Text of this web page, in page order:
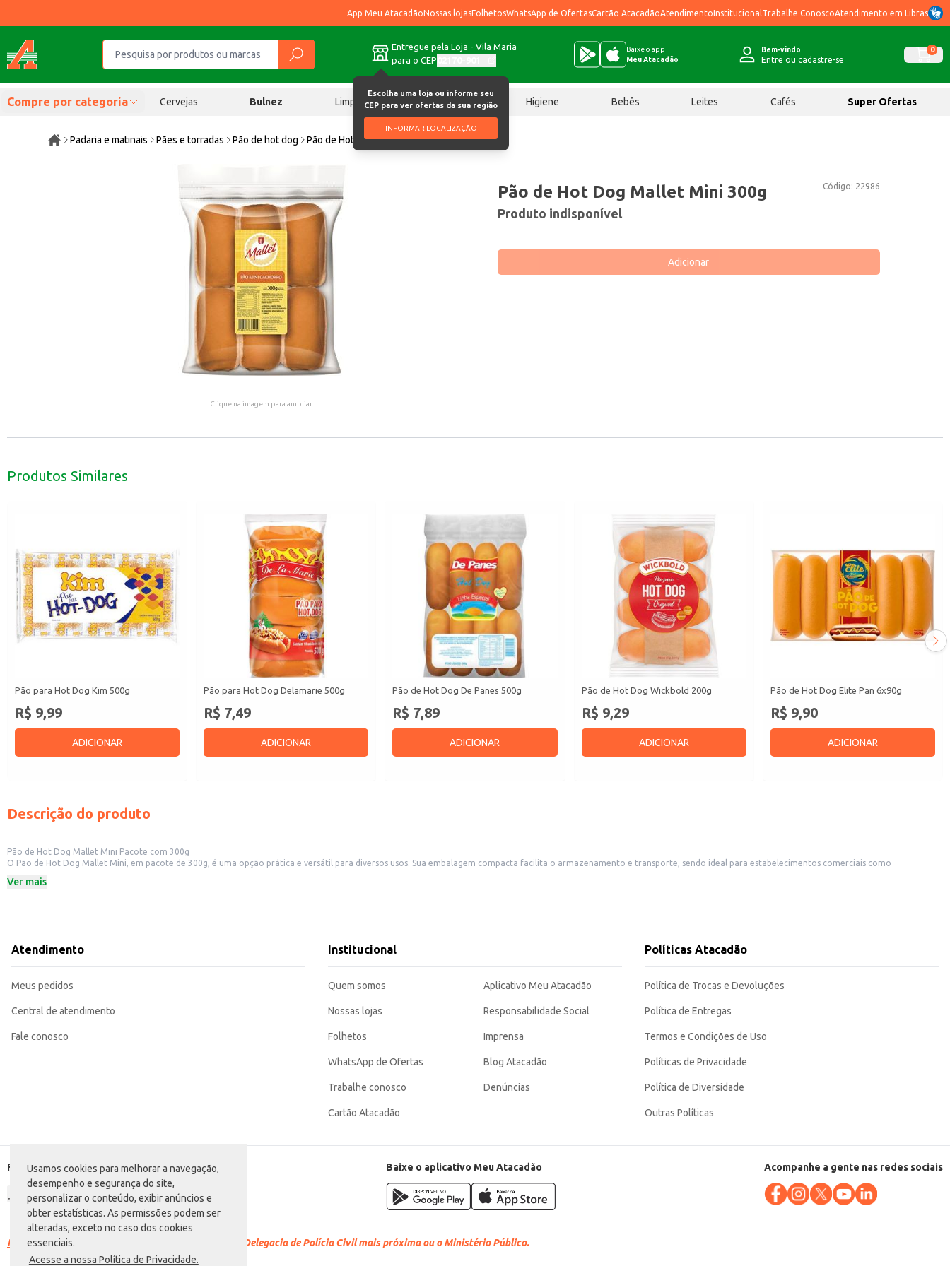
Usamos cookies para melhorar a navegação,
desempenho e segurança do site,
personalizar o conteúdo, exibir anúncios e
obter estatísticas. As permissões podem ser
alteradas, exceto no caso dos cookies
essenciais.
Acesse a nossa Política de Privacidade.
App Meu AtacadãoNossas lojasFolhetosWhatsApp de OfertasCartão AtacadãoAtendimentoInstitucional Trabalhe ConoscoAtendimento em Libras
Entregue pela Loja - Vila Maria
para o CEP
Escolha uma loja ou informe seu
CEP para ver ofertas da sua região
INFORMAR LOCALIZAÇÃO
Baixe o app
Meu Atacadão
Bem-vindo
Entre ou cadastre-se
0
Compre por categoria Cervejas Bulnez Limpeza Chocolates Higiene Bebês Leites Cafés Super Ofertas
Padaria e matinais Pães e torradas Pão de hot dog Pão de Hot Dog Mallet Mini 300g
Clique na imagem para ampliar.
Código: 22986
Pão de Hot Dog Mallet Mini 300g
Produto indisponível
Adicionar
Produtos Similares
Pão para Hot Dog Kim 500g
R$ 9,99
ADICIONAR
Pão para Hot Dog Delamarie 500g
R$ 7,49
ADICIONAR
Pão de Hot Dog De Panes 500g
R$ 7,89
ADICIONAR
Pão de Hot Dog Wickbold 200g
R$ 9,29
ADICIONAR
Pão de Hot Dog Elite Pan 6x90g
R$ 9,90
ADICIONAR
Descrição do produto
Pão de Hot Dog Mallet Mini Pacote com 300g
O Pão de Hot Dog Mallet Mini, em pacote de 300g, é uma opção prática e versátil para diversos usos. Sua embalagem compacta facilita o armazenamento e transporte, sendo ideal para estabelecimentos comerciais como
Dicas de uso:
O Pão de Hot Dog Mallet Mini oferece praticidade e conveniência, sem abrir mão da qualidade. Sua textura e tamanho são pensados para garantir um produto de bom rendimento e satisfação para o consumidor final, seja em um
estabelecimento comercial ou em casa.
Marca: Mallet
Categoria: Pão de hot dog
EAN: 63241980
Ver mais
Atendimento
Meus pedidos
Central de atendimento
Fale conosco
Institucional
Quem somos
Nossas lojas
Folhetos
WhatsApp de Ofertas
Trabalhe conosco
Cartão Atacadão
Aplicativo Meu Atacadão
Responsabilidade Social
Imprensa
Blog Atacadão
Denúncias
Políticas Atacadão
Política de Trocas e Devoluções
Política de Entregas
Termos e Condições de Uso
Políticas de Privacidade
Política de Diversidade
Outras Políticas
Formas de pagamento Baixe o aplicativo Meu Atacadão Acompanhe a gente nas redes sociais
Racismo é crime. Denuncie. Disque 100 ou procure a Delegacia de Polícia Civil mais próxima ou o Ministério Público.